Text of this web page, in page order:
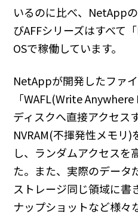
いるのに比べ、NetApp
びAFFシリーズはすべて
OSで稼働しています。
NetAppが開発したファ
「WAFL(Write
ディスクへ直接アクセス
NVRAM(不揮発性メモリ
し、ランダムアクセスを
た。また、実際のデータ
ストレージ同じ領域に書
ナップショットなど様々